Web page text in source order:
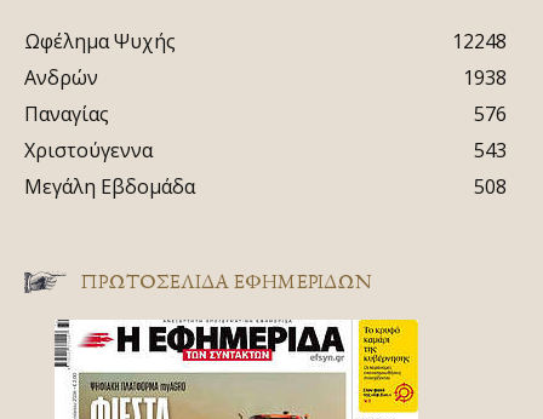
Ωφέλημα Ψυχής
12248
Ανδρών
1938
Παναγίας
576
Χριστούγεννα
543
Μεγάλη Εβδομάδα
508
ΠΡΩΤΟΣΈΛΙΔΑ ΕΦΗΜΕΡΊΔΩΝ